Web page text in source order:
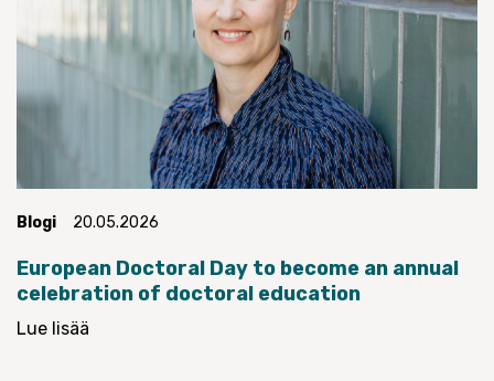
Blogi 20.05.2026
European Doctoral Day to become an annual
celebration of doctoral education
Lue lisää